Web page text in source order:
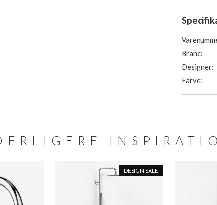
Brand:
Designer:
Farve:
DESIGN SALE